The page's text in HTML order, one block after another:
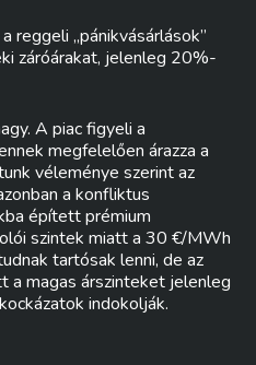
reggeli „pánikvásárlások”
záróárakat, jelenleg 20%-
A piac figyeli a
megfelelően árazza a
véleménye szerint az
a konfliktus
épített prémium
szintek miatt a 30 €/MWh
tartósak lenni, de az
a magas árszinteket jelenleg
indokolják.